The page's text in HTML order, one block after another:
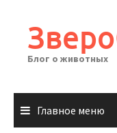
содержимому
Блог о животных
Главное меню